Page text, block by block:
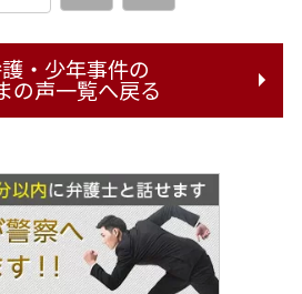
・少年事件の
の声一覧へ戻る